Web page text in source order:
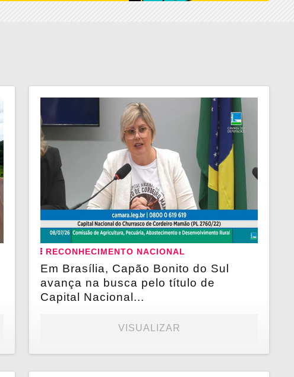
RECONHECIMENTO NACIONAL
Em Brasília, Capão Bonito do Sul
avança na busca pelo título de
Capital Nacional...
VISUALIZAR